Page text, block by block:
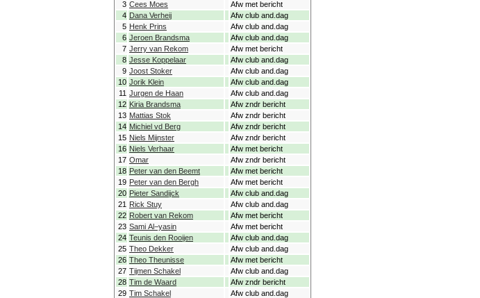
3 Cees Moes
Afw met bericht
4 Dana Verheij
Afw club and.dag
5 Henk Prins
Afw club and.dag
6 Jeroen Brandsma
Afw club and.dag
7 Jerry van Rekom
Afw met bericht
8 Jesse Koppelaar
Afw club and.dag
9 Joost Stoker
Afw club and.dag
10 Jorik Klein
Afw club and.dag
11 Jurgen de Haan
Afw club and.dag
12 Kiria Brandsma
Afw zndr bericht
13 Mattias Stok
Afw zndr bericht
14 Michiel vd Berg
Afw zndr bericht
15 Niels Mijnster
Afw zndr bericht
16 Niels Verhaar
Afw met bericht
17 Omar
Afw zndr bericht
18 Peter van den Beemt
Afw met bericht
19 Peter van den Bergh
Afw met bericht
20 Pieter Sandijck
Afw club and.dag
21 Rick Stuy
Afw club and.dag
22 Robert van Rekom
Afw met bericht
23 Sami Al−yasin
Afw met bericht
24 Teunis den Rooijen
Afw club and.dag
25 Theo Dekker
Afw club and.dag
26 Theo Theunisse
Afw met bericht
27 Tijmen Schakel
Afw club and.dag
28 Tim de Waard
Afw zndr bericht
29 Tim Schakel Afw club and.dag